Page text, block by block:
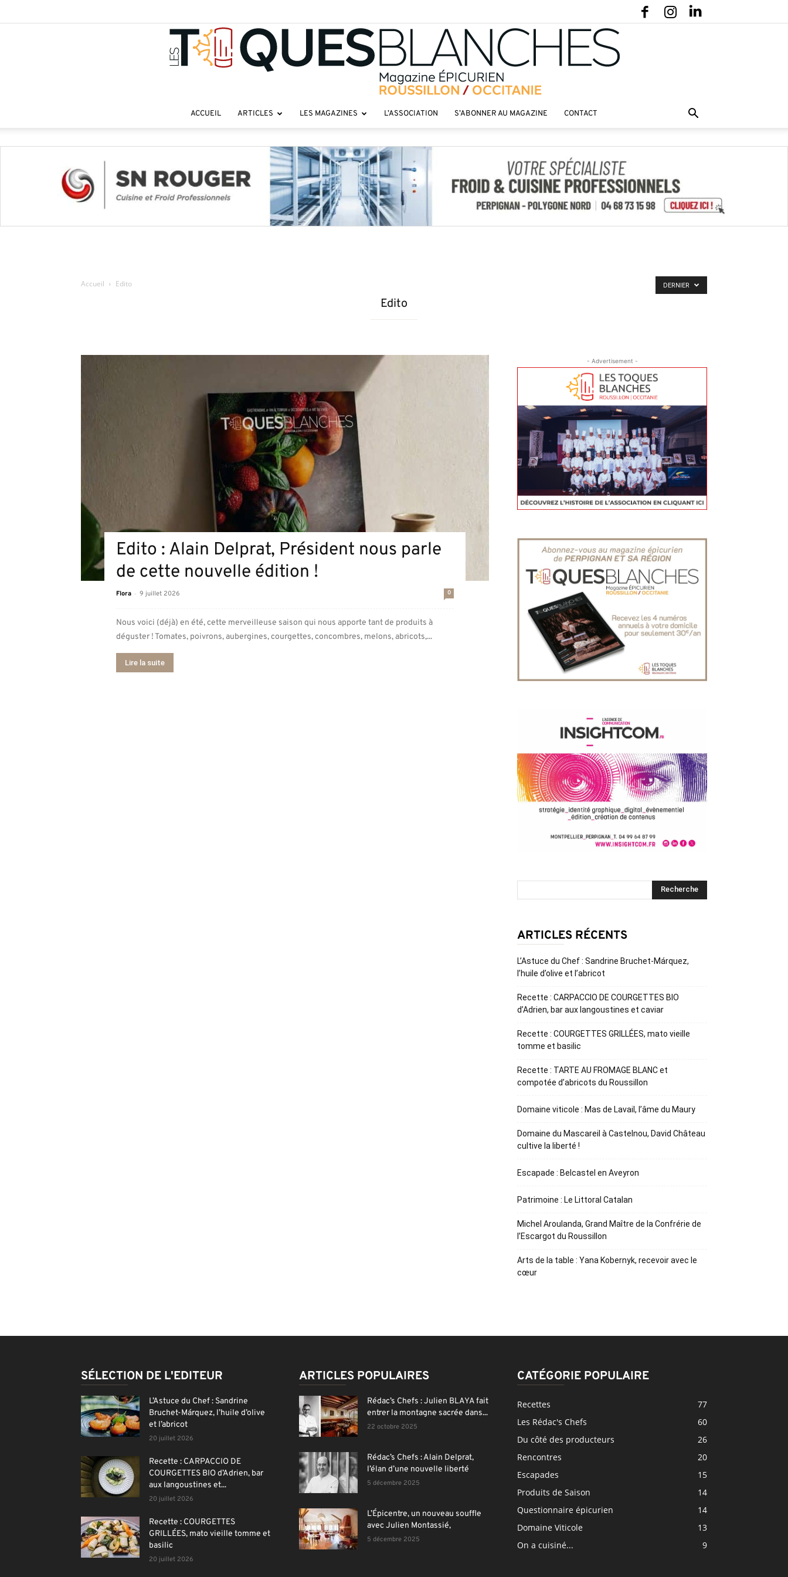
roussillon
ACCUEIL ARTICLES LES MAGAZINES L’ASSOCIATION S’ABONNER AU MAGAZINE CONTACT
Accueil Edito
Edito
DERNIER
Edito : Alain Delprat, Président nous parle
de cette nouvelle édition !
Flora - 9 juillet 2026 0
Nous voici (déjà) en été, cette merveilleuse saison qui nous apporte tant de produits à
déguster ! Tomates, poivrons, aubergines, courgettes, concombres, melons, abricots,...
Lire la suite
- Advertisement -
ARTICLES RÉCENTS
L’Astuce du Chef : Sandrine Bruchet-Márquez,
l’huile d’olive et l’abricot
Recette : CARPACCIO DE COURGETTES BIO
d’Adrien, bar aux langoustines et caviar
Recette : COURGETTES GRILLÉES, mato vieille
tomme et basilic
Recette : TARTE AU FROMAGE BLANC et
compotée d’abricots du Roussillon
Domaine viticole : Mas de Lavail, l’âme du Maury
Domaine du Mascareil à Castelnou, David Château
cultive la liberté !
Escapade : Belcastel en Aveyron
Patrimoine : Le Littoral Catalan
Michel Aroulanda, Grand Maître de la Confrérie de
l’Escargot du Roussillon
Arts de la table : Yana Kobernyk, recevoir avec le
cœur
SÉLECTION DE L'EDITEUR
L’Astuce du Chef : Sandrine
Bruchet-Márquez, l’huile d’olive
et l’abricot
20 juillet 2026
Recette : CARPACCIO DE
COURGETTES BIO d’Adrien, bar
aux langoustines et...
20 juillet 2026
Recette : COURGETTES
GRILLÉES, mato vieille tomme et
basilic
20 juillet 2026
ARTICLES POPULAIRES
Rédac’s Chefs : Julien BLAYA fait
entrer la montagne sacrée dans...
22 octobre 2025
Rédac’s Chefs : Alain Delprat,
l’élan d’une nouvelle liberté
5 décembre 2025
L’Épicentre, un nouveau souffle
avec Julien Montassié,
5 décembre 2025
CATÉGORIE POPULAIRE
Recettes
77
Les Rédac's Chefs
60
Du côté des producteurs
26
Rencontres
20
Escapades
15
Produits de Saison
14
Questionnaire épicurien
14
Domaine Viticole
13
On a cuisiné...
9